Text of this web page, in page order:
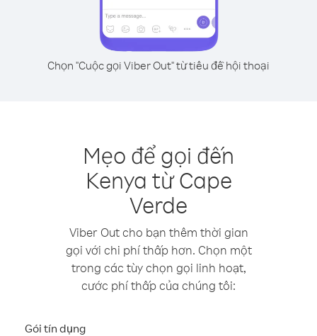
Chọn "Cuộc gọi Viber Out" từ tiêu đề hội thoại
Mẹo để gọi đến
Kenya từ Cape
Verde
Viber Out cho bạn thêm thời gian
gọi với chi phí thấp hơn. Chọn một
trong các tùy chọn gọi linh hoạt,
cước phí thấp của chúng tôi:
Gói tín dụng